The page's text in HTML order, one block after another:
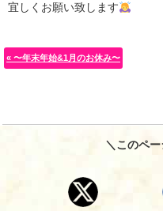
宜しくお願い致します
« 〜年末年始&1月のお休み〜
＼このペ